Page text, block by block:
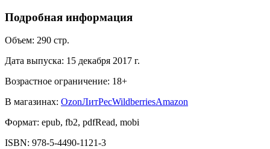
Подробная информация
Объем: 290 стр.
Дата выпуска: 15 декабря 2017 г.
Возрастное ограничение: 18+
В магазинах: OzonЛитРесWildberriesAmazon
Формат: epub, fb2, pdfRead, mobi
ISBN: 978-5-4490-1121-3